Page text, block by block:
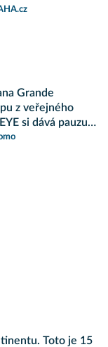
Grande
z veřejného
si dává pauzu
Toto je 15